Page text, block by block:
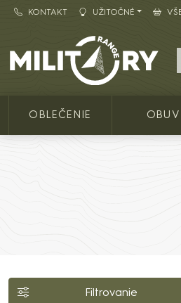
KONTAKT UŽITOČNÉ
Army shop
OBLEČENIE OBUV
Filtrovanie